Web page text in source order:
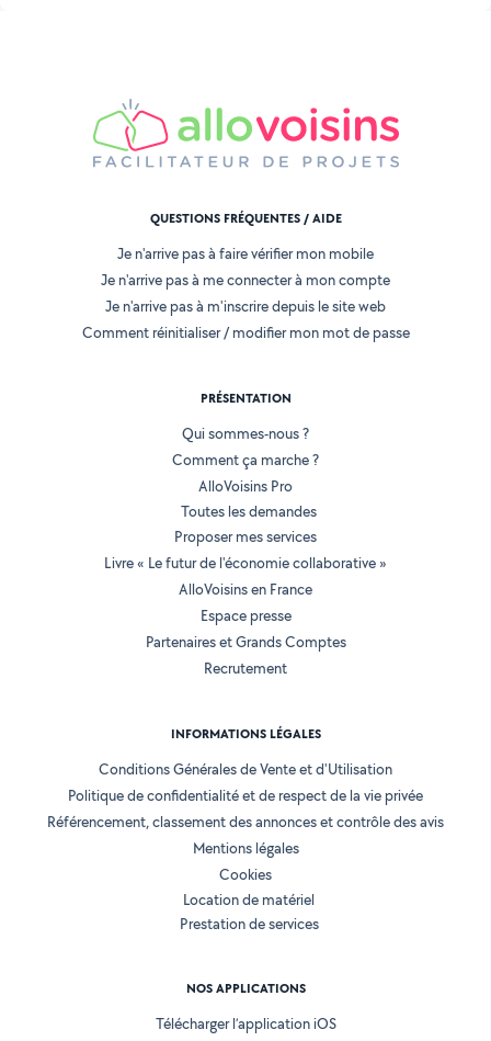
QUESTIONS FRÉQUENTES / AIDE
Je n'arrive pas à faire vérifier mon mobile
Je n'arrive pas à me connecter à mon compte
Je n'arrive pas à m'inscrire depuis le site web
Comment réinitialiser / modifier mon mot de passe
PRÉSENTATION
Qui sommes-nous ?
Comment ça marche ?
AlloVoisins Pro
Toutes les demandes
Proposer mes services
Livre « Le futur de l'économie collaborative »
AlloVoisins en France
Espace presse
Partenaires et Grands Comptes
Recrutement
INFORMATIONS LÉGALES
Conditions Générales de Vente et d'Utilisation
Politique de confidentialité et de respect de la vie privée
Référencement, classement des annonces et contrôle des avis
Mentions légales
Cookies
Location de matériel
Prestation de services
NOS APPLICATIONS
Télécharger l’application iOS